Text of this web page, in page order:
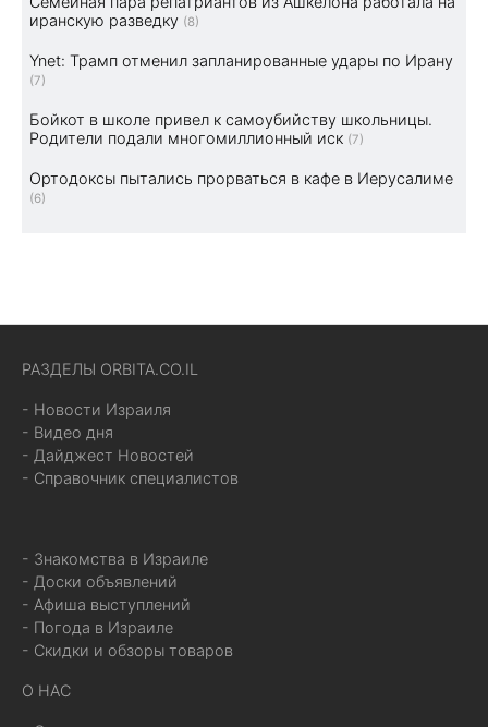
иранскую разведку (8)
Ynet: Трамп отменил запланированные удары по Ирану
(7)
Бойкот в школе привел к самоубийству школьницы.
Родители подали многомиллионный иск (7)
Ортодоксы пытались прорваться в кафе в Иерусалиме
(6)
РАЗДЕЛЫ ORBITA.CO.IL
- Новости Израиля
- Видео дня
- Дайджест Новостей
- Справочник специалистов
- Знакомства в Израиле
- Доски объявлений
- Афиша выступлений
- Погода в Израиле
- Скидки и обзоры товаров
О НАС